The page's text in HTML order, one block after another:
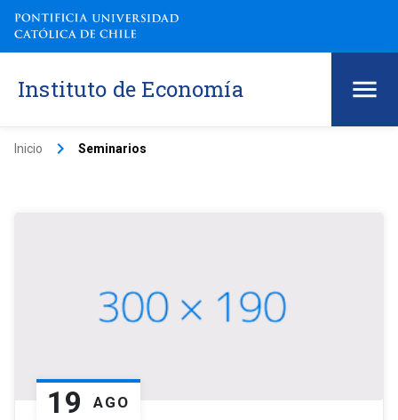
Instituto de Economía
Inicio keyboard_arrow_right Seminarios
19 AGO